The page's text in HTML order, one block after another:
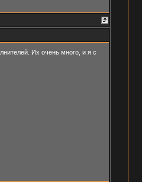
Их очень много, и я с